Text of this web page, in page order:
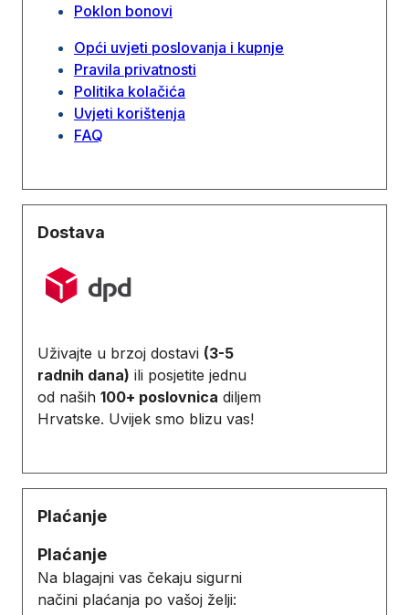
Poklon bonovi
Opći uvjeti poslovanja i kupnje
Pravila privatnosti
Politika kolačića
Uvjeti korištenja
FAQ
Dostava
Uživajte u brzoj dostavi (3-5
radnih dana) ili posjetite jednu
od naših 100+ poslovnica diljem
Hrvatske. Uvijek smo blizu vas!
Plaćanje
Plaćanje
Na blagajni vas čekaju sigurni
načini plaćanja po vašoj želji: